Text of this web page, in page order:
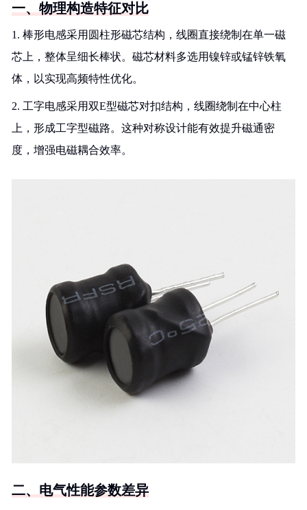
一、物理构造特征对比
1. 棒形电感采用圆柱形磁芯结构，线圈直接绕制在单一磁
芯上，整体呈细长棒状。磁芯材料多选用镍锌或锰锌铁氧
体，以实现高频特性优化。
2. 工字电感采用双E型磁芯对扣结构，线圈绕制在中心柱
上，形成工字型磁路。这种对称设计能有效提升磁通密
度，增强电磁耦合效率。
二、电气性能参数差异